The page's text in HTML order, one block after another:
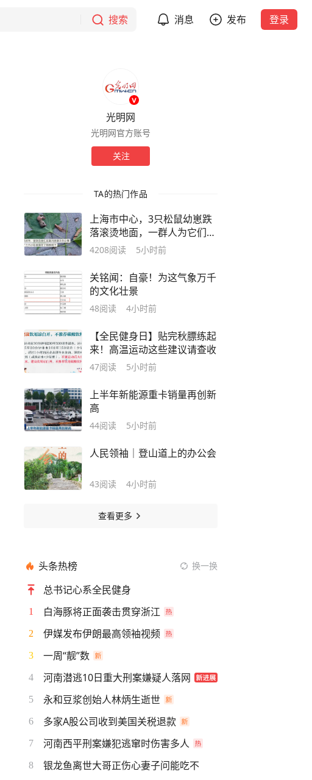
搜索 消息 发布 登录
光明网
光明网官方账号
关注
TA的热门作品
上海市中心，3只松鼠幼崽跌
落滚烫地面，一群人为它们忙
碌起来……
4208阅读 5小时前
关铭闻：自豪！为这气象万千
的文化壮景
48阅读 4小时前
【全民健身日】贴完秋膘练起
来！高温运动这些建议请查收
47阅读 5小时前
上半年新能源重卡销量再创新
高
44阅读 5小时前
人民领袖｜登山道上的办公会
43阅读 4小时前
查看更多
头条热榜 换一换
总书记心系全民健身
1 白海豚将正面袭击贯穿浙江
2 伊媒发布伊朗最高领袖视频
3 一周“靓”数
4 河南潜逃10日重大刑案嫌疑人落网
5 永和豆浆创始人林炳生逝世
6 多家A股公司收到美国关税退款
7 河南西平刑案嫌犯逃窜时伤害多人
8 银龙鱼离世大哥正伤心妻子问能吃不